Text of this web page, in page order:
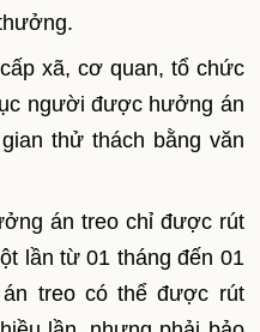
xã, cơ quan, tổ chức
người được hưởng án
thử thách bằng văn
án treo chỉ được rút
lần từ 01 tháng đến 01
treo có thể được rút